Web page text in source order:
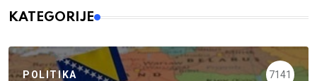
KATEGORIJE
POLITIKA 7141